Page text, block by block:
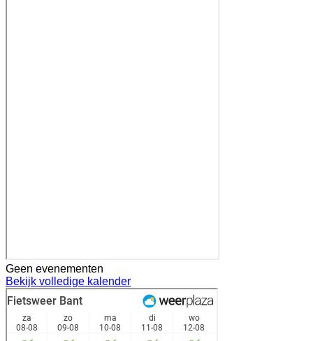
Geen evenementen
Bekijk volledige kalender